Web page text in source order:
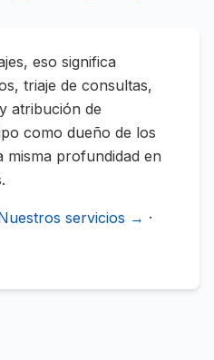
eso significa
triaje de consultas,
atribución de
como dueño de los
misma profundidad en
servicios → ·